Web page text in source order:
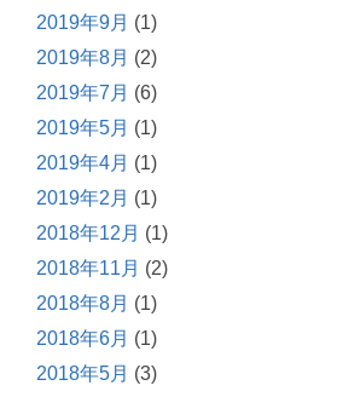
2019年9月 (1)
2019年8月 (2)
2019年7月 (6)
2019年5月 (1)
2019年4月 (1)
2019年2月 (1)
2018年12月 (1)
2018年11月 (2)
2018年8月 (1)
2018年6月 (1)
2018年5月 (3)